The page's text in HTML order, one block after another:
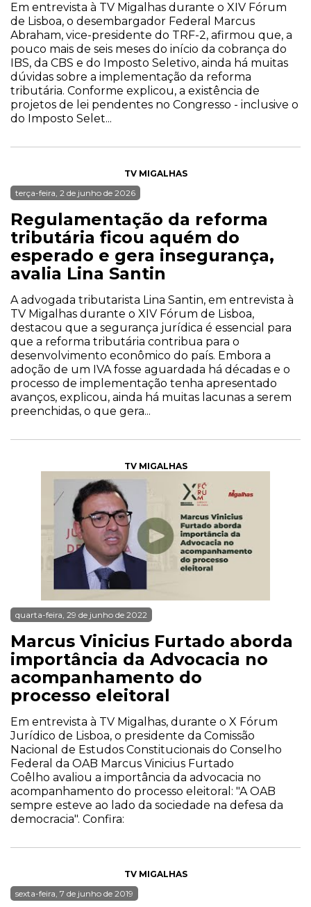
Em entrevista à TV Migalhas durante o XIV Fórum
de Lisboa, o desembargador Federal Marcus
Abraham, vice-presidente do TRF-2, afirmou que, a
pouco mais de seis meses do início da cobrança do
IBS, da CBS e do Imposto Seletivo, ainda há muitas
dúvidas sobre a implementação da reforma
tributária. Conforme explicou, a existência de
projetos de lei pendentes no Congresso - inclusive o
do Imposto Selet...
TV MIGALHAS
terça-feira, 2 de junho de 2026
Regulamentação da reforma
tributária ficou aquém do
esperado e gera insegurança,
avalia Lina Santin
A advogada tributarista Lina Santin, em entrevista à
TV Migalhas durante o XIV Fórum de Lisboa,
destacou que a segurança jurídica é essencial para
que a reforma tributária contribua para o
desenvolvimento econômico do país. Embora a
adoção de um IVA fosse aguardada há décadas e o
processo de implementação tenha apresentado
avanços, explicou, ainda há muitas lacunas a serem
preenchidas, o que gera...
TV MIGALHAS
quarta-feira, 29 de junho de 2022
Marcus Vinicius Furtado aborda
importância da Advocacia no
acompanhamento do
processo eleitoral
Em entrevista à TV Migalhas, durante o X Fórum
Jurídico de Lisboa, o presidente da Comissão
Nacional de Estudos Constitucionais do Conselho
Federal da OAB Marcus Vinicius Furtado
Coêlho avaliou a importância da advocacia no
acompanhamento do processo eleitoral: "A OAB
sempre esteve ao lado da sociedade na defesa da
democracia". Confira:
TV MIGALHAS
sexta-feira, 7 de junho de 2019